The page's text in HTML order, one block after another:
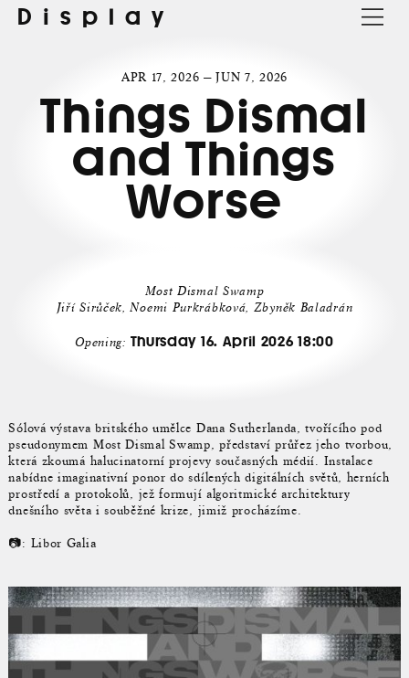
Display
APR 17, 2026 — JUN 7, 2026
Things Dismal
and Things
Worse
Most Dismal Swamp
Jiří Sirůček, Noemi Purkrábková, Zbyněk Baladrán
Opening: Thursday 16. April 2026 18:00
Sólová výstava britského umělce Dana Sutherlanda, tvořícího pod
pseudonymem Most Dismal Swamp, představí průřez jeho tvorbou,
která zkoumá halucinatorní projevy současných médií. Instalace
nabídne imaginativní ponor do sdílených digitálních světů, herních
prostředí a protokolů, jež formují algoritmické architektury
dnešního světa i souběžné krize, jimiž procházíme.
📷: Libor Galia